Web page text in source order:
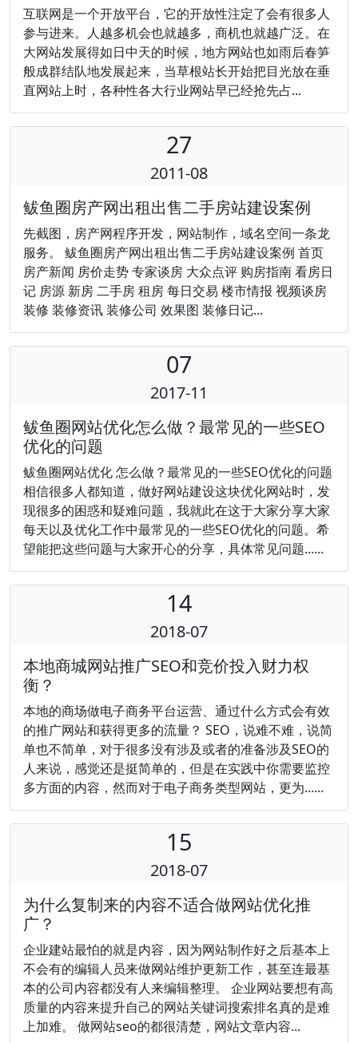
互联网是一个开放平台，它的开放性注定了会有很多人
参与进来。人越多机会也就越多，商机也就越广泛。在
大网站发展得如日中天的时候，地方网站也如雨后春笋
般成群结队地发展起来，当草根站长开始把目光放在垂
直网站上时，各种性各大行业网站早已经抢先占...
27
2011-08
鲅鱼圈房产网出租出售二手房站建设案例
先截图，房产网程序开发，网站制作，域名空间一条龙
服务。 鲅鱼圈房产网出租出售二手房站建设案例 首页
房产新闻 房价走势 专家谈房 大众点评 购房指南 看房日
记 房源 新房 二手房 租房 每日交易 楼市情报 视频谈房
装修 装修资讯 装修公司 效果图 装修日记...
07
2017-11
鲅鱼圈网站优化怎么做？最常见的一些SEO
优化的问题
鲅鱼圈网站优化 怎么做？最常见的一些SEO优化的问题
相信很多人都知道，做好网站建设这块优化网站时，发
现很多的困惑和疑难问题，我就此在这于大家分享大家
每天以及优化工作中最常见的一些SEO优化的问题。希
望能把这些问题与大家开心的分享，具体常见问题......
14
2018-07
本地商城网站推广SEO和竞价投入财力权
衡？
本地的商场做电子商务平台运营、通过什么方式会有效
的推广网站和获得更多的流量？ SEO，说难不难，说简
单也不简单，对于很多没有涉及或者的准备涉及SEO的
人来说，感觉还是挺简单的，但是在实践中你需要监控
多方面的内容，然而对于电子商务类型网站，更为......
15
2018-07
为什么复制来的内容不适合做网站优化推
广？
企业建站最怕的就是内容，因为网站制作好之后基本上
不会有的编辑人员来做网站维护更新工作，甚至连最基
本的公司内容都没有人来编辑整理。 企业网站要想有高
质量的内容来提升自己的网站关键词搜索排名真的是难
上加难。 做网站seo的都很清楚，网站文章内容...